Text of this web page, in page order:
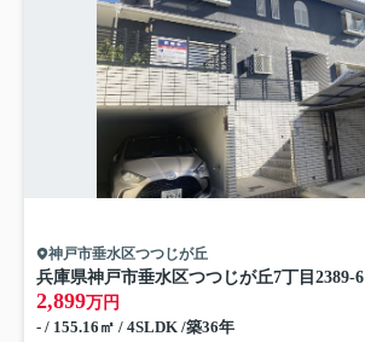
神戸市垂水区つつじが丘
兵庫県神戸市垂水区つつじが丘7丁目2389-6
2,899万円
- / 155.16㎡ / 4SLDK /築36年